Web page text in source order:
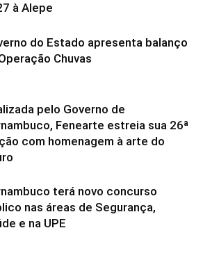
à Alepe
do Estado apresenta balanço
Chuvas
pelo Governo de
Fenearte estreia sua 26ª
com homenagem à arte do
terá novo concurso
nas áreas de Segurança,
e na UPE